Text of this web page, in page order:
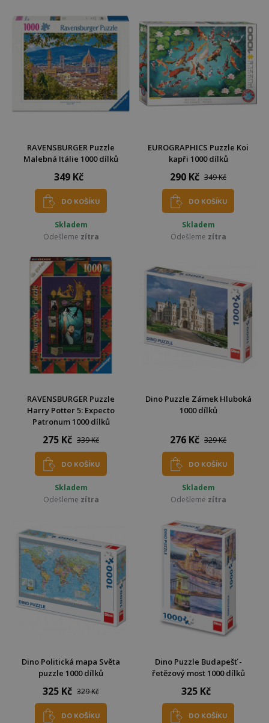
RAVENSBURGER Puzzle
Malebná Itálie 1000 dílků
349 Kč
DO KOŠÍKU
Skladem
Odešleme zítra
EUROGRAPHICS Puzzle Koi
kapři 1000 dílků
290 Kč 349 Kč
DO KOŠÍKU
Skladem
Odešleme zítra
RAVENSBURGER Puzzle
Harry Potter 5: Expecto
Patronum 1000 dílků
275 Kč 339 Kč
DO KOŠÍKU
Skladem
Odešleme zítra
Dino Puzzle Zámek Hluboká
1000 dílků
276 Kč 329 Kč
DO KOŠÍKU
Skladem
Odešleme zítra
Dino Politická mapa Světa
puzzle 1000 dílků
325 Kč 329 Kč
DO KOŠÍKU
Dino Puzzle Budapešť -
řetězový most 1000 dílků
325 Kč
DO KOŠÍKU